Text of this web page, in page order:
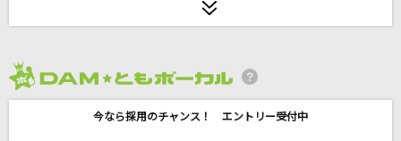
そばかす
JUDY AND MARY
今なら採用のチャンス！ エントリー受付中